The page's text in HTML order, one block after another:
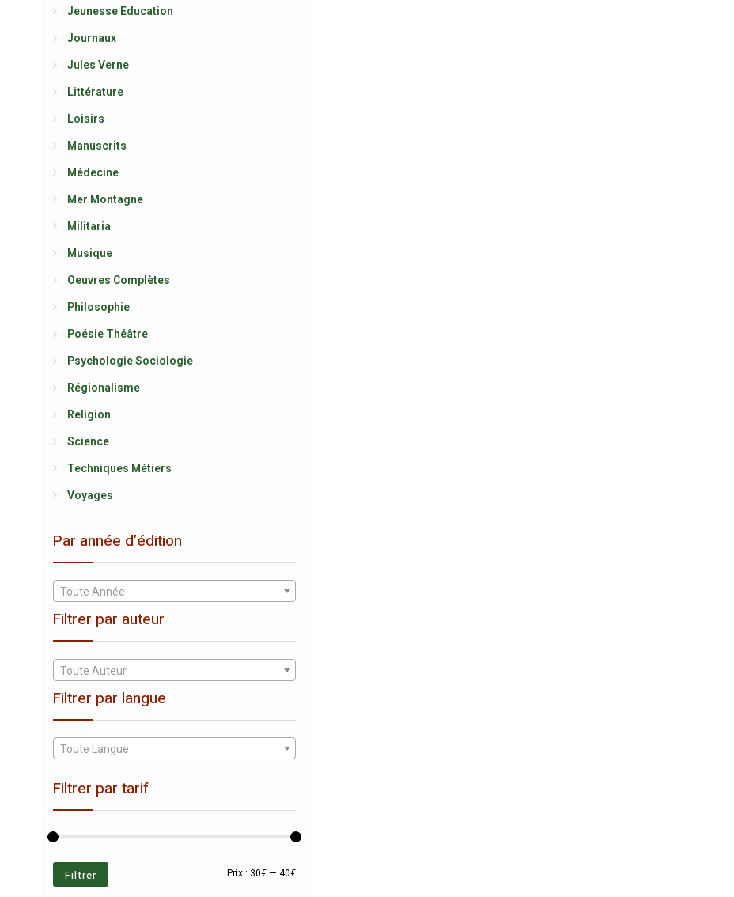
Jeunesse Education
Journaux
Jules Verne
Littérature
Loisirs
Manuscrits
Médecine
Mer Montagne
Militaria
Musique
Oeuvres Complètes
Philosophie
Poésie Théâtre
Psychologie Sociologie
Régionalisme
Religion
Science
Techniques Métiers
Voyages
Par année d’édition
Toute Année
Filtrer par auteur
Toute Auteur
Filtrer par langue
Toute Langue
Filtrer par tarif
Prix
Prix
Filtrer Prix : 30€ — 40€